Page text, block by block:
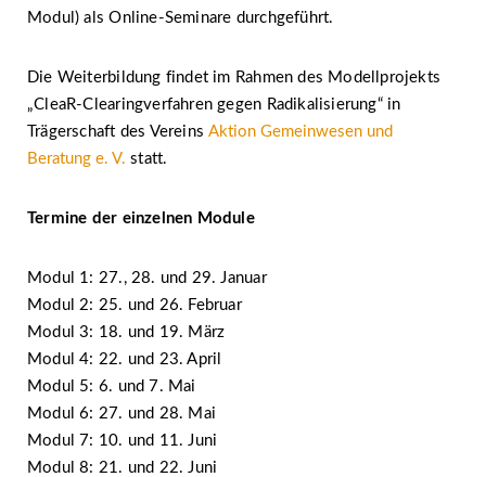
Modul) als Online-Seminare durchgeführt.
Die Weiterbildung findet im Rahmen des Modellprojekts
„CleaR-Clearingverfahren gegen Radikalisierung“ in
Trägerschaft des VereinsAktion Gemeinwesen und
Beratung e. V. statt.
Termine der einzelnen Module
Modul 1: 27., 28. und 29. Januar
Modul 2: 25. und 26. Februar
Modul 3: 18. und 19. März
Modul 4: 22. und 23. April
Modul 5: 6. und 7. Mai
Modul 6: 27. und 28. Mai
Modul 7: 10. und 11. Juni
Modul 8: 21. und 22. Juni